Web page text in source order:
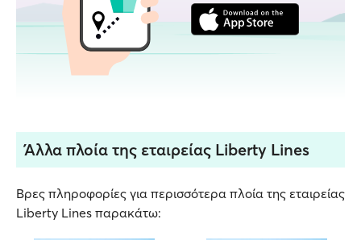
Άλλα πλοία της εταιρείας Liberty Lines
Βρες πληροφορίες για περισσότερα πλοία της εταιρείας
Liberty Lines παρακάτω: